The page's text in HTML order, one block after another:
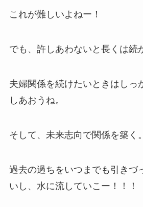
これが難しいよねー！
でも、許しあわないと長くは続
夫婦関係を続けたいときはしっ
しあおうね。
そして、未来志向で関係を築く。
過去の過ちをいつまでも引きづ
いし、水に流していこー！！！